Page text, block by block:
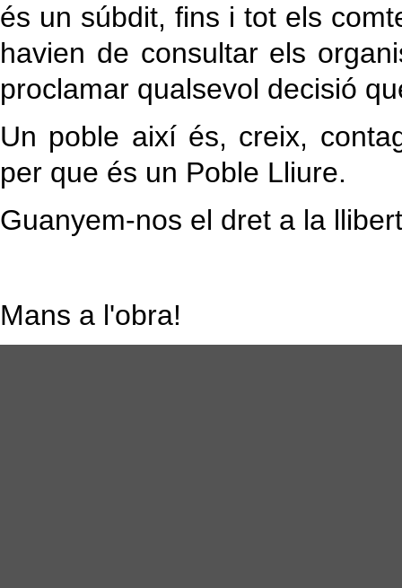
és un súbdit, fins i tot els
havien de consultar els
proclamar qualsevol decisió
Un poble així és, creix,
per que és un Poble Lliure.
Guanyem-nos el dret a la
Mans a l'obra!